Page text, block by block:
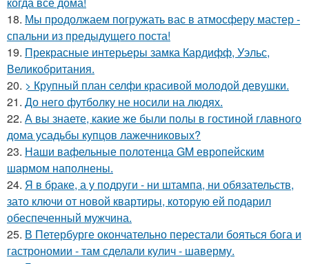
18. Мы продолжаем погружать вас в атмосферу мастер -
спальни из предыдущего поста!
19. Прекрасные интерьеры замка Кардифф, Уэльс,
Великобритания.
20. > Крупный план селфи красивой молодой девушки.
21. До него футболку не носили на людях.
22. А вы знаете, какие же были полы в гостиной главного
дома усадьбы купцов лажечниковых?
23. Наши вафельные полотенца GM европейским
шармом наполнены.
24. Я в браке, а у подруги - ни штампа, ни обязательств,
зато ключи от новой квартиры, которую ей подарил
обеспеченный мужчина.
25. В Петербурге окончательно перестали бояться бога и
гастрономии - там сделали кулич - шаверму.